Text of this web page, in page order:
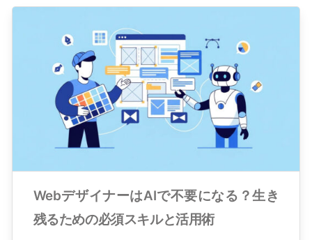
WebデザイナーはAIで不要になる？生き
残るための必須スキルと活用術